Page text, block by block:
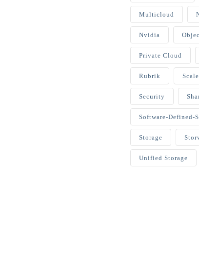
Multicloud
Nvidia
Private Cloud
Rubrik
Security
Software-Defined-
Storage
Unified Storage